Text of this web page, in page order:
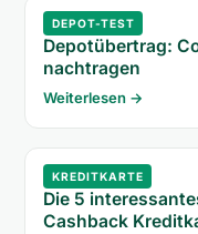
DEPOT-TEST
Depotübertrag:
nachtragen
Weiterlesen →
KREDITKARTE
Die 5
Cashback